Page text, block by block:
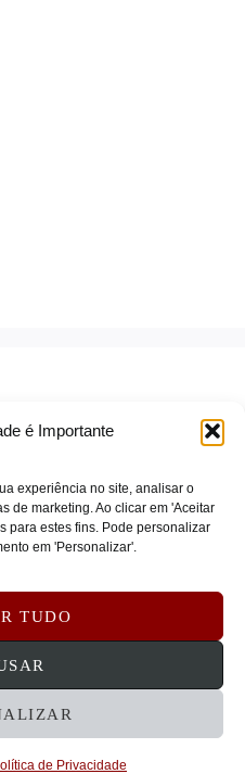
é Importante
experiência no site, analisar o
de marketing. Ao clicar em 'Aceitar
para estes fins. Pode personalizar
em 'Personalizar'.
TUDO
de Privacidade
SERVIÇO
CONTATOS
Lda